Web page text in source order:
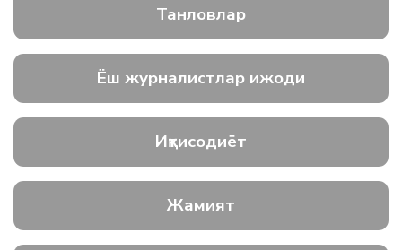
Танловлар
Ёш журналистлар ижоди
Иқтисодиёт
Жамият